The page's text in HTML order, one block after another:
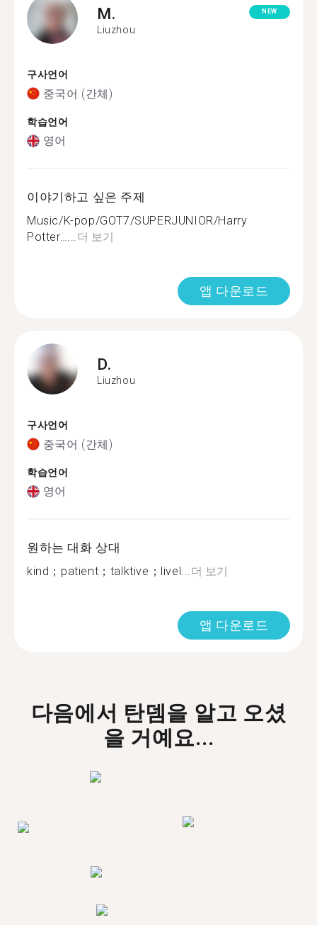
M.
Liuzhou
NEW
구사언어
중국어 (간체)
학습언어
영어
이야기하고 싶은 주제
Music/K-pop/GOT7/SUPERJUNIOR/Harry
Potter…...더 보기
앱 다운로드
D.
Liuzhou
구사언어
중국어 (간체)
학습언어
영어
원하는 대화 상대
kind；patient；talktive；livel...더 보기
앱 다운로드
다음에서 탄뎀을 알고 오셨
을 거예요...